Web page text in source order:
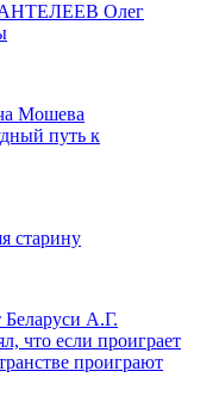
Олег
Мошева
путь к
старину
А.Г.
что если проиграет
проиграют